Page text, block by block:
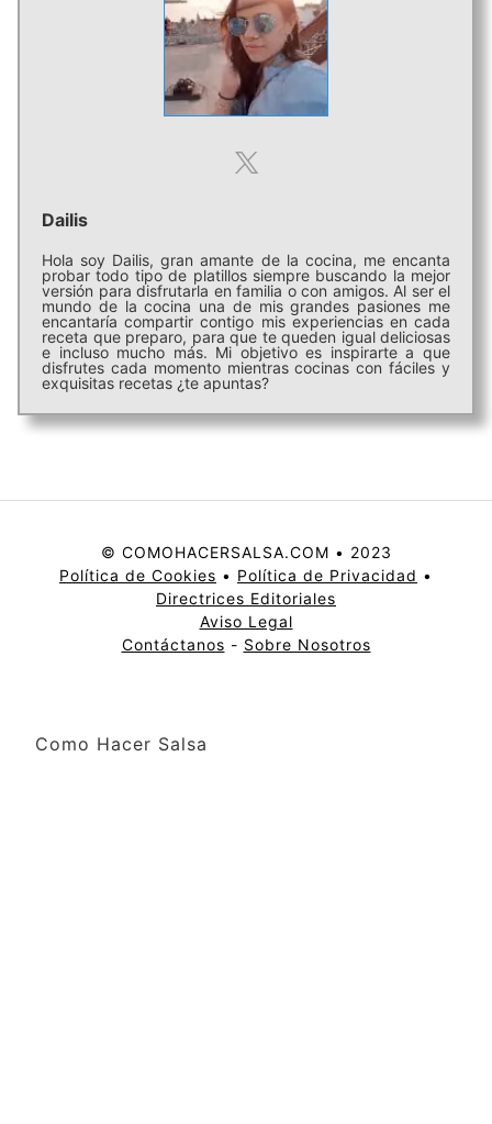
Dailis
Hola soy Dailis, gran amante de la cocina, me encanta
probar todo tipo de platillos siempre buscando la mejor
versión para disfrutarla en familia o con amigos. Al ser el
mundo de la cocina una de mis grandes pasiones me
encantaría compartir contigo mis experiencias en cada
receta que preparo, para que te queden igual deliciosas
e incluso mucho más. Mi objetivo es inspirarte a que
disfrutes cada momento mientras cocinas con fáciles y
exquisitas recetas ¿te apuntas?
© COMOHACERSALSA.COM • 2023
Política de Cookies • Política de Privacidad •
Directrices Editoriales
Aviso Legal
Contáctanos - Sobre Nosotros
Como Hacer Salsa